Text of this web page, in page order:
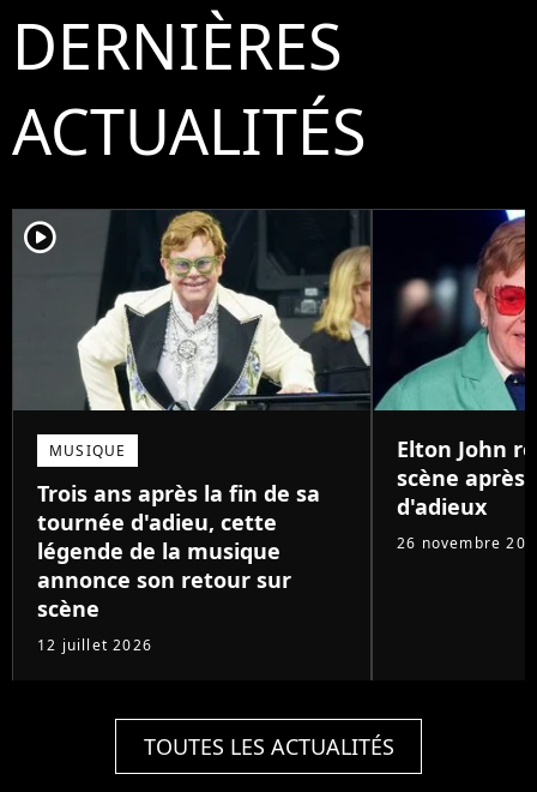
DERNIÈRES
ACTUALITÉS
player2
MUSIQUE
Trois ans après la fin de sa
tournée d'adieu, cette
légende de la musique
annonce son retour sur
scène
12 juillet 2026
Elton John
scène après
d'adieux
26 novembre
TOUTES LES ACTUALITÉS